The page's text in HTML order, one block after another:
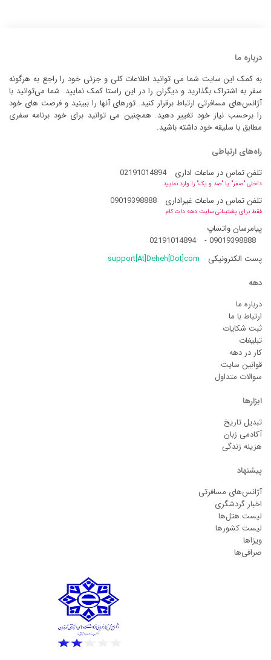
درباره ما
به کمک این سایت شما می توانید اطلاعات کلی و جزئی خود را راجع به هرگونه
سفر به اشتراک بگذارید و دیگران را در این راستا کمک نمایید. شما می‌توانید با
آژانس‌های مسافرتی ارتباط برقرار کنید. تورهای آنها را ببینید و فرصت های خود
را برحسب نیاز خود تغییر دهید. همچنین می توانید برای خود برنامه سفری
مطابق با سلیقه خود داشته باشید.
راه‌های ارتباطی
تلفن تماس در ساعات اداری
02191014894
داخلی "صفر" یا "صد و یک" را وارد نمایید
تلفن تماس در ساعات غیراداری 09019398888
فقط برای پشتیبانی سایت دهه دات کام
پیامرسان واتساپ
09019398888
-
02191014894
پست الکترونیکی
support[At]Deheh[Dot]com
دهه
درباره ما
ارتباط با ما
ثبت شکایات
تبلیغات
کار در دهه
قوانین سایت
سوالات متداول
ابزارها
تبدیل تاریخ
آکادمی زبان
هزینه زندگی
پیشنهاد
آژانس‌های مسافرتی
اخبار گردشگری
لیست هتل‌ها
لیست کشورها
ویزاها
صرافی‌ها